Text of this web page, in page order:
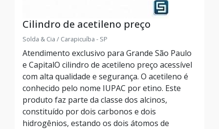
Cilindro de acetileno preço
Solda & Cia / Carapicuíba - SP
Atendimento exclusivo para Grande São Paulo
e CapitalO cilindro de acetileno preço acessível
com alta qualidade e segurança. O acetileno é
conhecido pelo nome IUPAC por etino. Este
produto faz parte da classe dos alcinos,
constituído por dois carbonos e dois
hidrogênios, estando os dois átomos de